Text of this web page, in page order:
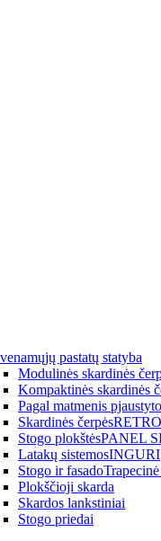
pastatų statyba
Modulinės skardinės
Kompaktinės skardinės
Pagal matmenis
Skardinės čerpėsRETRO
Stogo plokštėsPANEL
Latakų sistemosINGURI
Stogo ir fasado
Plokščioji skarda
Skardos lankstiniai
Stogo priedai